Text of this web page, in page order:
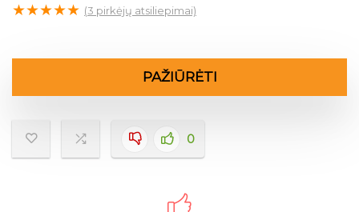
★★★★★ (3 pirkėjų atsiliepimai)
PAŽIŪRĖTI
0